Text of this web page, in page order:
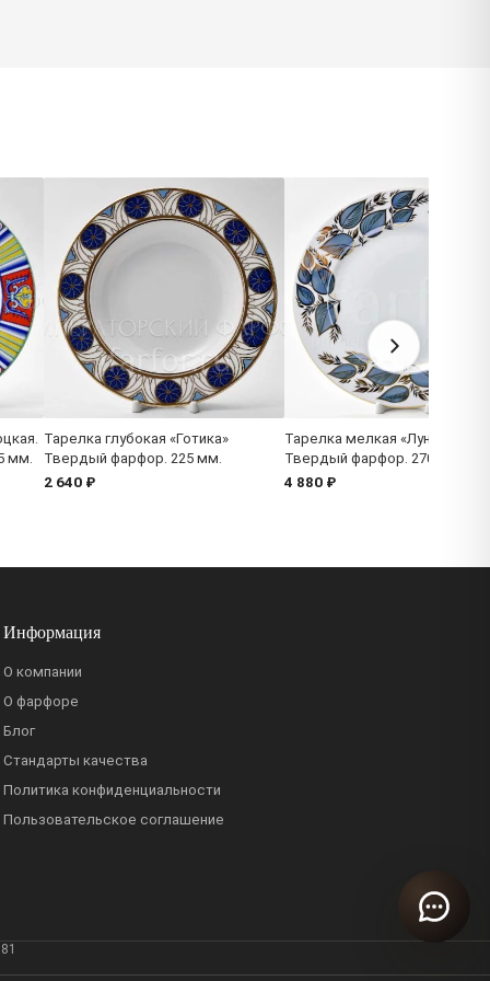
мм.
Тарелка глубокая «Готика»
Твердый фарфор. 225 мм.
2 640 ₽
Тарелка мелкая «Лунный»
Твердый фарфор. 270 мм.
4 880 ₽
Информация
О компании
О фарфоре
Блог
Стандарты качества
Политика конфиденциальности
Пользовательское соглашение